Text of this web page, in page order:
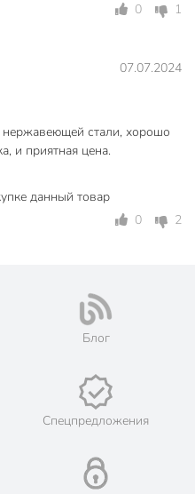
3 x 6 x 37 см
0 1
07.07.2024
стали, хорошо
и приятная цена.
данный товар
0
2
Блог
Спецпредложения